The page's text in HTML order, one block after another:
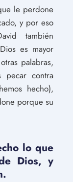
le perdone
y por eso
también
es mayor
palabras,
pecar contra
hecho),
porque su
lo que
Dios, y